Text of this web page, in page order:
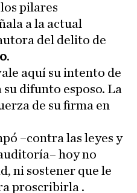
pilares
a la actual
del delito de
.
aquí su intento de
su difunto esposo. La
de su firma en
–contra las leyes y
hoy no
ni sostener que le
proscribirla .